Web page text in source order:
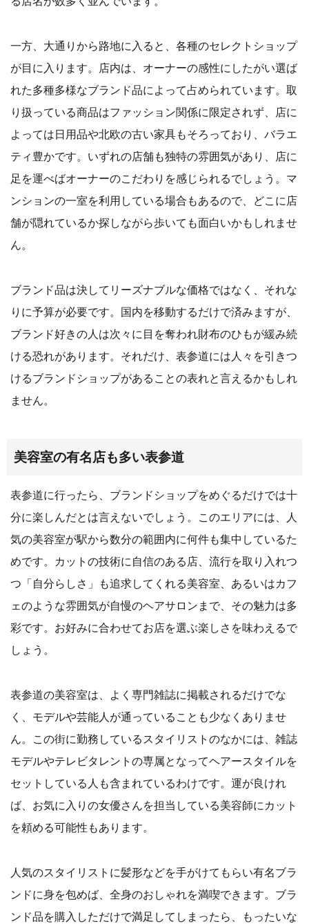
一方、大通りから路地に入ると、各種のセレクトショップ
が目に入ります。店内は、オーナーの感性にしたがい選ば
れた多種多様なブランド品によって占められています。取
り扱っている商品はファッション関係に限定されず、店に
よっては日用品や北欧の古い家具もそろっており、バラエ
ティ豊かです。いずれの店舗も独特の雰囲気があり、店に
足を運べばオーナーのこだわりを感じられるでしょう。マ
ンションの一室を利用している場合もあるので、どこに店
舗が隠れているか探しながら歩いても面白いかもしれませ
ん。
ブランド品は決してリーズナブルな価格ではなく、それな
りに予算が必要です。国内を移動するだけで済みますが、
ブランド好きの人は次々に目を奪われ財布のひもが緩み続
ける恐れがあります。それだけ、表参道には人々を引きつ
けるブランドショップがあることの表れと言えるかもしれ
ません。
美容室の有名店も多い表参道
表参道に行ったら、ブランドショップをめぐるだけでは十
分に楽しんだとは言えないでしょう。このエリアには、人
気の美容室が駅から数分の範囲内に何件も集中しているた
めです。カットの技術に自信のある店、流行を取り入れつ
つ「自分らしさ」も追求してくれる美容室、あるいはカフ
ェのような雰囲気が自慢のヘアサロンまで、その魅力は多
彩です。お好みに合わせてお店を選ぶ楽しさを味わえるで
しょう。
表参道の美容室は、よく専門雑誌に掲載されるだけでな
く、モデルや芸能人が通っていることも少なくありませ
ん。この街に勤務しているスタイリストのなかには、雑誌
モデルやテレビタレントの専属となってヘアースタイルを
セットしている人も含まれているわけです。運が良けれ
ば、お気に入りの女優さんを担当している美容師にカット
を頼める可能性もあります。
人気のスタイリストに髪形などを手がけてもらい有名ブラ
ンドに身を包めば、全身のおしゃれを満喫できます。ブラ
ンド品を購入しただけで満足してしまったら、もったいな